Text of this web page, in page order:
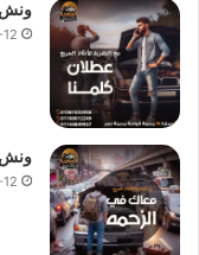
ونش
ونش